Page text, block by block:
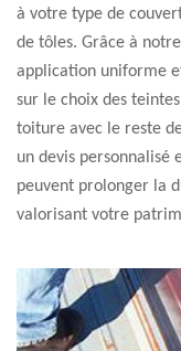
à votre type de
de tôles. Grâce à
application uniforme
sur le choix des
toiture avec le reste
un devis personnalisé
peuvent prolonger la
valorisant votre